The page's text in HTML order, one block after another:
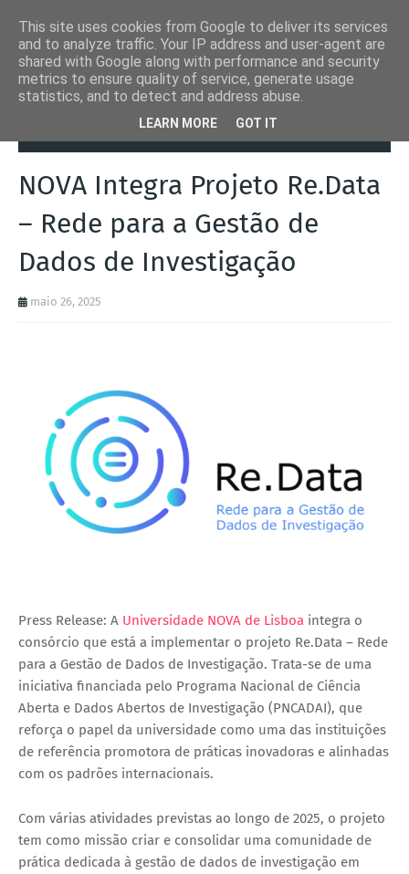
NOVA Integra Projeto Re.Data – Rede para a
NOVA Integra Projeto Re.Data
– Rede para a Gestão de
Dados de Investigação
maio 26, 2025
Press Release: A Universidade NOVA de Lisboa integra o
consórcio que está a implementar o projeto Re.Data – Rede
para a Gestão de Dados de Investigação. Trata-se de uma
iniciativa financiada pelo Programa Nacional de Ciência
Aberta e Dados Abertos de Investigação (PNCADAI), que
reforça o papel da universidade como uma das instituições
de referência promotora de práticas inovadoras e alinhadas
com os padrões internacionais.
Com várias atividades previstas ao longo de 2025, o projeto
tem como missão criar e consolidar uma comunidade de
prática dedicada à gestão de dados de investigação em
This site uses cookies from Google to deliver its services
and to analyze traffic. Your IP address and user-agent are
shared with Google along with performance and security
metrics to ensure quality of service, generate usage
statistics, and to detect and address abuse.
LEARN MORE GOT IT